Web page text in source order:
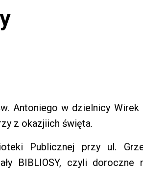
Antoniego w dzielnicy Wirek
z okazjiich święta.
Publicznej przy ul.
BIBLIOSY, czyli doroczne